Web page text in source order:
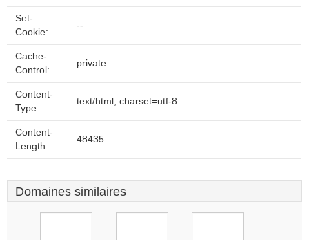
Set-
Cookie:
--
Cache-
Control:
private
Content-
Type:
text/html; charset=utf-8
Content-
Length:
48435
Domaines similaires